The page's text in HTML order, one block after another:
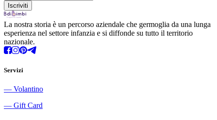
La nostra storia è un percorso aziendale che germoglia da una lunga
esperienza nel settore infanzia e si diffonde su tutto il territorio
nazionale.
Servizi
― Volantino
― Gift Card